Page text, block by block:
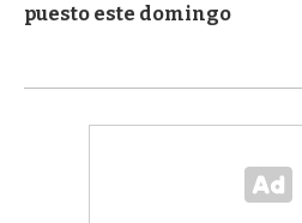
puesto este domingo